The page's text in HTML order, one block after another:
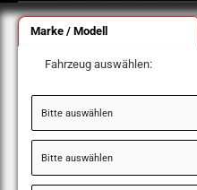
Marke / Modell
Fahrzeug auswählen: